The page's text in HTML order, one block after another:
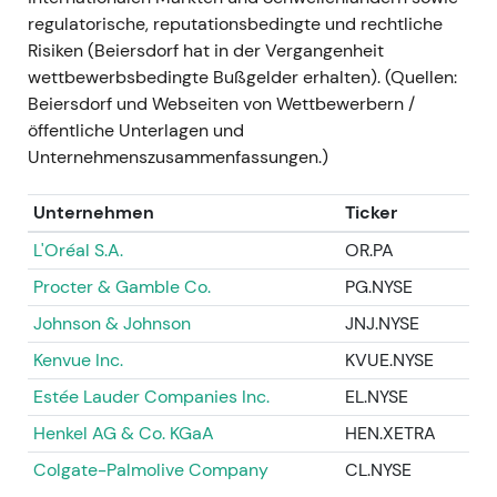
das Vertrauen in die Nachhaltigkeit des
überdurchschnittlichen Wachstums und den Weg
zur Margenexpansion; institutionelle Investoren
werteten dies als Bestätigung der
Wachstumsgeschichte. - Kurze Konsolidierung nach
dem CMD, danach Wiederaufnahme des
GJ2024 (Ergebnisse veröffentlicht 2025)-
GJ2024: Konzernumsatz €9.850 Mio. (organisch
+6,5 %); EBIT bereinigt €1.370 Mio.; EBIT-Marge 13,9
% — das Unternehmen investierte weiter und
weitete gleichzeitig die Margen aus
[29]. - Der
Markt wertete dies als Umsetzung von „profitablem
Wachstum" — die fortgesetzte Ausführung
rechtfertigte eine höhere Bewertung. - Fortsetzung
des Aufwärtstrends / Multiple-Expansion auf Basis
von Umsetzung und Kapitalrückflüssen.
regulatorische, reputationsbedingte und rechtliche
Risiken (Beiersdorf hat in der Vergangenheit
wettbewerbsbedingte Bußgelder erhalten). (Quellen:
Beiersdorf und Webseiten von Wettbewerbern /
öffentliche Unterlagen und
Unternehmenszusammenfassungen.)
Unternehmen
Ticker
L'Oréal S.A.
OR.PA
Procter & Gamble Co.
PG.NYSE
Johnson & Johnson
JNJ.NYSE
Kenvue Inc.
KVUE.NYSE
Estée Lauder Companies Inc.
EL.NYSE
Henkel AG & Co. KGaA
HEN.XETRA
Colgate-Palmolive Company
CL.NYSE